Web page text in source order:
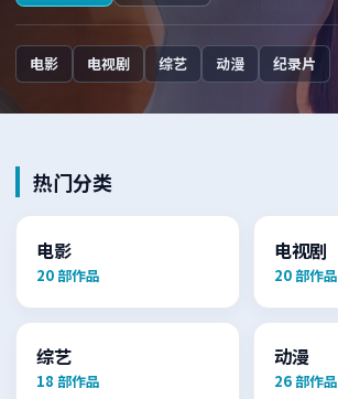
电影 电视剧 综艺 动漫 纪录片
热门分类
电影
20 部作品
电视剧
20 部作品
综艺
18 部作品
动漫
26 部作品